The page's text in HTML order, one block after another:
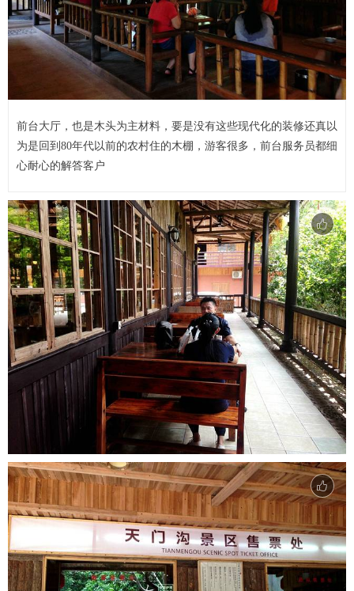
前台大厅，也是木头为主材料，要是没有这些现代化的装修还真以
为是回到80年代以前的农村住的木棚，游客很多，前台服务员都细
心耐心的解答客户